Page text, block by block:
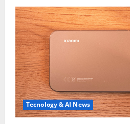
के
लिए
बड़ी
राहत:
Mercedes
होगी
बंद,
कंपनी
ने
लिया
यू-
Tecnology & AI News